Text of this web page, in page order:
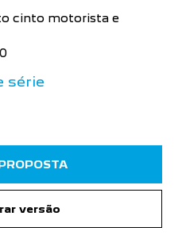
cinto motorista e
série
versão